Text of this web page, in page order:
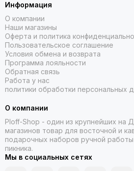
Информация
О компании
Наши магазины
Оферта и политика
Пользовательское соглашение
Условия обмена и возврата
Программа лояльности
Обратная связь
Работа у нас
политики обработки персональных
О компании
Ploff-Shop - один из крупнейших на
магазинов товар для восточной и
подарочных наборов ручной
пикника.
Мы в социальных сетях